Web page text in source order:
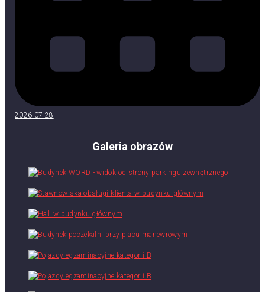
2026-07-28
Galeria obrazów